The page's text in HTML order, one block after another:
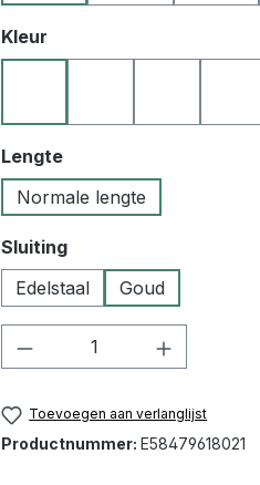
Selecteer
Kleur
Selecteer
Lengte
Normale lengte
Selecteer
Sluiting
Edelstaal
Goud
Toevoegen aan verlanglijst
Productnummer: E58479618021